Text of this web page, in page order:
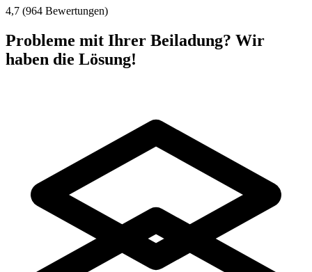
4,7 (964 Bewertungen)
Probleme mit Ihrer Beiladung? Wir
haben die Lösung!